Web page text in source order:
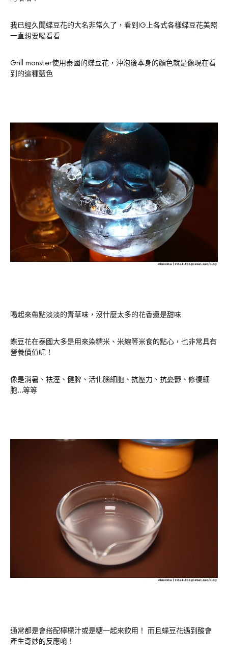
我已經久聞蝶豆花的大名非常久了，看到IG上各式各樣蝶豆花美照
一直想要喝看看
Grill monster使用泰國的蝶豆花，沖泡後本身的顏色就是像現在看
到的這種藍色
喝起來帶點淡淡的青草味，沒什麼太多的花香還是甜味
蝶豆花在泰國大多是用來染糯米、米線等米食的點心，也非常具有
營養價值呢！
像是消暑、祛溼、健脾、活化腦細胞、抗壓力、抗憂鬱、修復細
胞…等等
通常都是會搭配檸檬汁或是糖一起來飲用！ 而且蝶豆花遇到酸會
產生奇妙的反應唷！